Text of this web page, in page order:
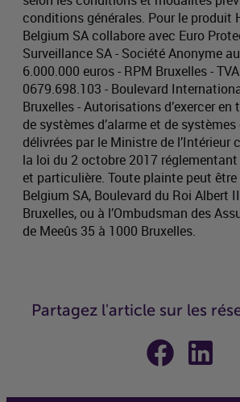
conditions générales. Pour le produit
Belgium SA collabore avec Euro
Surveillance SA - Société Anonyme
6.000.000 euros - RPM Bruxelles -
0679.698.103 - Boulevard
Bruxelles - Autorisations d’exercer
de systèmes d’alarme et de
délivrées par le Ministre de l’Intérieur
la loi du 2 octobre 2017
et particulière. Toute plainte peut être
Belgium SA, Boulevard du Roi Albert
Bruxelles, ou à l’Ombudsman des
de Meeûs 35 à 1000 Bruxelles.
Partagez l'article sur les
Partager